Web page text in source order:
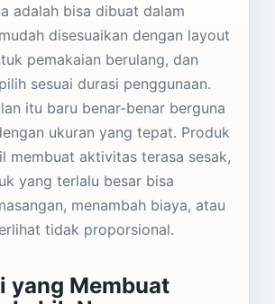
adalah bisa dibuat dalam
disesuaikan dengan layout
pemakaian berulang, dan
sesuai durasi penggunaan.
itu baru benar-benar berguna
ukuran yang tepat. Produk
membuat aktivitas terasa sesak,
yang terlalu besar bisa
menambah biaya, atau
tidak proporsional.
yang Membuat